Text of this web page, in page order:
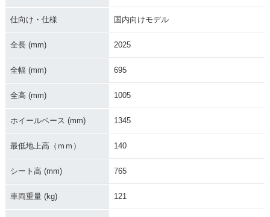
仕向け・仕様 国内向けモデル
全長 (mm) 2025
全幅 (mm) 695
全高 (mm) 1005
ホイールベース (mm) 1345
最低地上高（ｍｍ） 140
シート高 (mm) 765
車両重量 (kg) 121